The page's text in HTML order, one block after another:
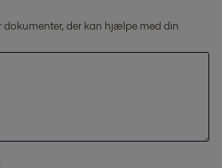
dokumenter, der kan hjælpe med din